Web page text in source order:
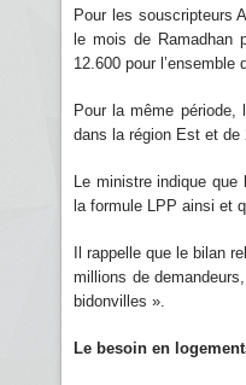
Pour les souscripteurs
le mois de Ramadhan
12.600 pour l’ensemble
Pour la même période,
dans la région Est et
Le ministre indique
la formule LPP ainsi et
Il rappelle que le bilan
millions de
bidonvilles ».
Le besoin en